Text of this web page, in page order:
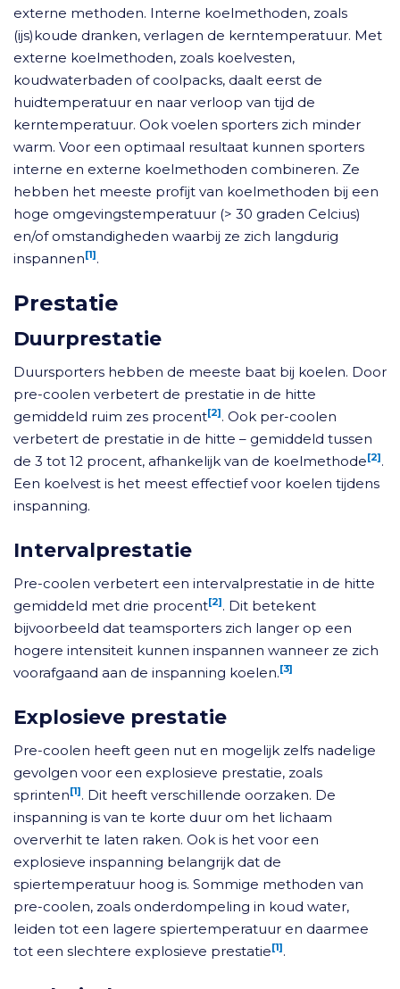
externe methoden. Interne koelmethoden, zoals
(ijs)koude dranken, verlagen de kerntemperatuur. Met
externe koelmethoden, zoals koelvesten,
koudwaterbaden of coolpacks, daalt eerst de
huidtemperatuur en naar verloop van tijd de
kerntemperatuur. Ook voelen sporters zich minder
warm. Voor een optimaal resultaat kunnen sporters
interne en externe koelmethoden combineren. Ze
hebben het meeste profijt van koelmethoden bij een
hoge omgevingstemperatuur (> 30 graden Celcius)
en/of omstandigheden waarbij ze zich langdurig
inspannen[1].
Prestatie
Duurprestatie
Duursporters hebben de meeste baat bij koelen. Door
pre-coolen verbetert de prestatie in de hitte
gemiddeld ruim zes procent[2]. Ook per-coolen
verbetert de prestatie in de hitte – gemiddeld tussen
de 3 tot 12 procent, afhankelijk van de koelmethode[2].
Een koelvest is het meest effectief voor koelen tijdens
inspanning.
Intervalprestatie
Pre-coolen verbetert een intervalprestatie in de hitte
gemiddeld met drie procent[2]. Dit betekent
bijvoorbeeld dat teamsporters zich langer op een
hogere intensiteit kunnen inspannen wanneer ze zich
voorafgaand aan de inspanning koelen.[3]
Explosieve prestatie
Pre-coolen heeft geen nut en mogelijk zelfs nadelige
gevolgen voor een explosieve prestatie, zoals
sprinten[1]. Dit heeft verschillende oorzaken. De
inspanning is van te korte duur om het lichaam
oververhit te laten raken. Ook is het voor een
explosieve inspanning belangrijk dat de
spiertemperatuur hoog is. Sommige methoden van
pre-coolen, zoals onderdompeling in koud water,
leiden tot een lagere spiertemperatuur en daarmee
tot een slechtere explosieve prestatie[1].